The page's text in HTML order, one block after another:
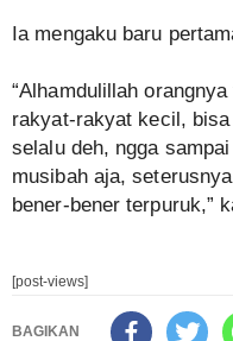
Ia mengaku baru
“Alhamdulillah
rakyat-rakyat kecil,
selalu deh, ngga
musibah aja,
bener-bener terpuruk,”
[post-views]
BAGIKAN